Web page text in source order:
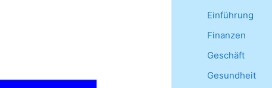
rEinführung
Finanzen
Geschäft
Gesundheit